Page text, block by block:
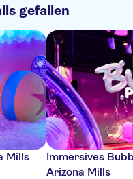
gefallen
Mills
Immersives
Arizona Mills